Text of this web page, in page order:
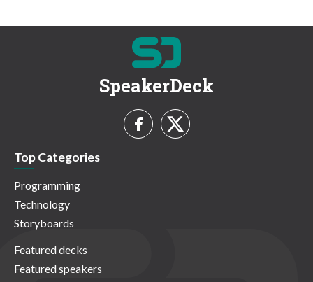
SpeakerDeck
Top Categories
Programming
Technology
Storyboards
Featured decks
Featured speakers